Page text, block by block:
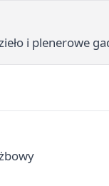
i plenerowe